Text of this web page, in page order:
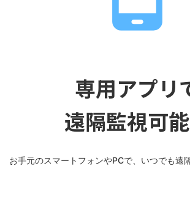
専用アプリ
遠隔監視可能
お手元のスマートフォンやPCで、いつでも遠